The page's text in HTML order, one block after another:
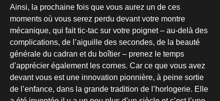
Ainsi, la prochaine fois que vous aurez un de ces
moments où vous serez perdu devant votre montre
mécanique, qui fait tic-tac sur votre poignet – au-delà des
complications, de l’aiguille des secondes, de la beauté
générale du cadran et du boîtier – prenez le temps
d’apprécier également les cornes. Car ce que vous avez
devant vous est une innovation pionnière, à peine sortie
de l’enfance, dans la grande tradition de l’horlogerie. Elle